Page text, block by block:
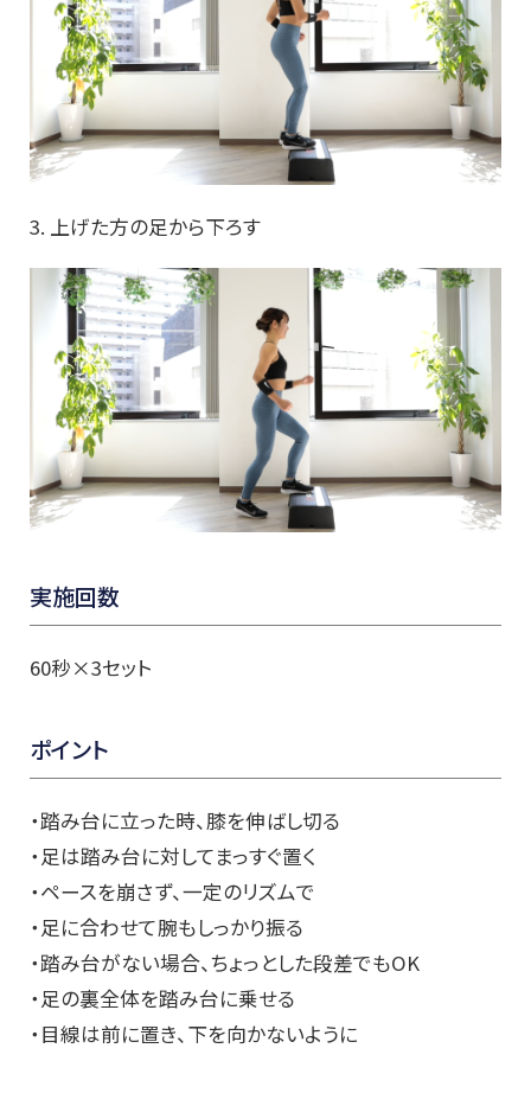
3. 上げた方の足から下ろす
実施回数
60秒×3セット
ポイント
・踏み台に立った時、膝を伸ばし切る
・足は踏み台に対してまっすぐ置く
・ペースを崩さず、一定のリズムで
・足に合わせて腕もしっかり振る
・踏み台がない場合、ちょっとした段差でもOK
・足の裏全体を踏み台に乗せる
・目線は前に置き、下を向かないように